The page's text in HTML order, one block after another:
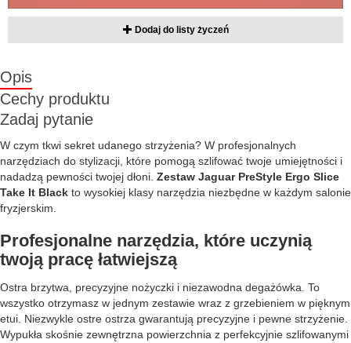
Dodaj do listy życzeń
Opis
Cechy produktu
Zadaj pytanie
W czym tkwi sekret udanego strzyżenia? W profesjonalnych
narzędziach do stylizacji, które pomogą szlifować twoje umiejętności i
nadadzą pewności twojej dłoni. Zestaw Jaguar PreStyle Ergo Slice
Take It Black to wysokiej klasy narzędzia niezbędne w każdym salonie
fryzjerskim.
Profesjonalne narzędzia, które uczynią
twoją pracę łatwiejszą
Ostra brzytwa, precyzyjne nożyczki i niezawodna degażówka. To
wszystko otrzymasz w jednym zestawie wraz z grzebieniem w pięknym
etui. Niezwykle ostre ostrza gwarantują precyzyjne i pewne strzyżenie.
Wypukła skośnie zewnętrzna powierzchnia z perfekcyjnie szlifowanymi